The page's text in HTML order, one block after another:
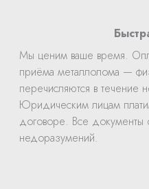
Мы ценим ваше время.
приёма металлолома —
перечисляются в течение
Юридическим лицам
договоре. Все
недоразумений.